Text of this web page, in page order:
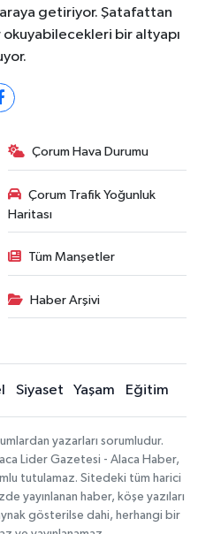
getiriyor. Şatafattan
okuyabilecekleri bir altyapı
Çorum Hava Durumu
Çorum Trafik Yoğunluk
Haritası
Tüm Manşetler
Haber Arşivi
Siyaset Yaşam Eğitim
yazarları sorumludur.
Lider Gazetesi - Alaca Haber,
tutulamaz. Sitedeki tüm harici
yayınlanan haber, köşe yazıları
gösterilse dahi, herhangi bir